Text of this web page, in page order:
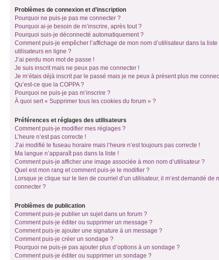
Problèmes de connexion et d’inscription
Pourquoi ne puis-je pas me connecter ?
Pourquoi ai-je besoin de m’inscrire, après tout ?
Pourquoi suis-je déconnecté automatiquement ?
Comment puis-je empêcher l’affichage de mon nom d’utilisateur dans la liste
utilisateurs en ligne ?
J’ai perdu mon mot de passe !
Je suis inscrit mais ne peux pas me connecter !
Je m’étais déjà inscrit par le passé mais je ne peux à présent plus me
Qu’est-ce que la COPPA ?
Pourquoi ne puis-je pas m’inscrire ?
À quoi sert « Supprimer tous les cookies du forum » ?
Préférences et réglages des utilisateurs
Comment puis-je modifier mes réglages ?
L’heure n’est pas correcte !
J’ai modifié le fuseau horaire mais l’heure n’est toujours pas correcte !
Ma langue n’apparaît pas dans la liste !
Comment puis-je afficher une image associée à mon nom d’utilisateur ?
Quel est mon rang et comment puis-je le modifier ?
Lorsque je clique sur le lien de courriel d’un utilisateur, il m’est demandé de
connecter ?
Problèmes de publication
Comment puis-je publier un sujet dans un forum ?
Comment puis-je éditer ou supprimer un message ?
Comment puis-je ajouter une signature à un message ?
Comment puis-je créer un sondage ?
Pourquoi ne puis-je pas ajouter plus d’options à un sondage ?
Comment puis-je éditer ou supprimer un sondage ?